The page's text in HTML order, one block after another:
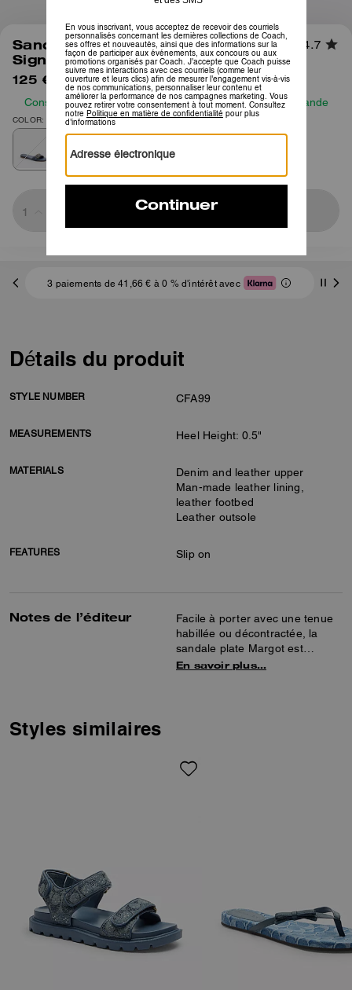
1/6
Sandale Plate Margot En Denim
Signature Cristal
4.7
125 € 195 €
Consultez notre guide des tailles avant de passer commande
COLOR: Denim
Sold Out
3 paiements de 41,66 € à 0 % d'intérêt avec
Détails du produit
STYLE NUMBER CFA99
MEASUREMENTS Heel Height: 0.5"
MATERIALS
Denim and leather upper
Man-made leather lining,
leather footbed
Leather outsole
FEATURES Slip on
Notes de l’éditeur
Facile à porter avec une tenue
habillée ou décontractée, la
sandale plate Margot est
parfaite pour les journées et les
En savoir plus…
Styles similaires